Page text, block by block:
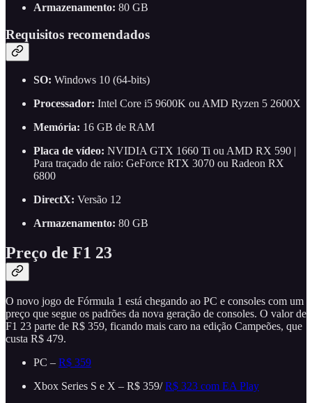
Armazenamento: 80 GB
Requisitos recomendados
SO: Windows 10 (64-bits)
Processador: Intel Core i5 9600K ou AMD Ryzen 5 2600X
Memória: 16 GB de RAM
Placa de vídeo: NVIDIA GTX 1660 Ti ou AMD RX 590 |
Para traçado de raio: GeForce RTX 3070 ou Radeon RX
6800
DirectX: Versão 12
Armazenamento: 80 GB
Preço de F1 23
O novo jogo de Fórmula 1 está chegando ao PC e consoles com um
preço que segue os padrões da nova geração de consoles. O valor de
F1 23 parte de R$ 359, ficando mais caro na edição Campeões, que
custa R$ 479.
PC – R$ 359
Xbox Series S e X – R$ 359/R$ 323 com EA Play